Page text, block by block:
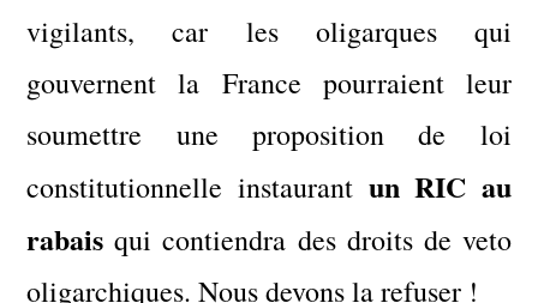
vigilants, car les oligarques qui
gouvernent la France pourraient leur
soumettre une proposition de loi
constitutionnelle instaurant un RIC au
rabaisqui contiendra des droits de veto
oligarchiques. Nous devons la refuser !